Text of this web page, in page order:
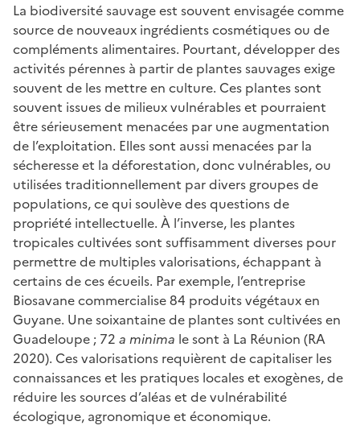
La biodiversité sauvage est souvent envisagée comme
source de nouveaux ingrédients cosmétiques ou de
compléments alimentaires. Pourtant, développer des
activités pérennes à partir de plantes sauvages exige
souvent de les mettre en culture. Ces plantes sont
souvent issues de milieux vulnérables et pourraient
être sérieusement menacées par une augmentation
de l’exploitation. Elles sont aussi menacées par la
sécheresse et la déforestation, donc vulnérables, ou
utilisées traditionnellement par divers groupes de
populations, ce qui soulève des questions de
propriété intellectuelle. À l’inverse, les plantes
tropicales cultivées sont suffisamment diverses pour
permettre de multiples valorisations, échappant à
certains de ces écueils. Par exemple, l’entreprise
Biosavane commercialise 84 produits végétaux en
Guyane. Une soixantaine de plantes sont cultivées en
Guadeloupe ; 72 a minima le sont à La Réunion (RA
2020). Ces valorisations requièrent de capitaliser les
connaissances et les pratiques locales et exogènes, de
réduire les sources d’aléas et de vulnérabilité
écologique, agronomique et économique.